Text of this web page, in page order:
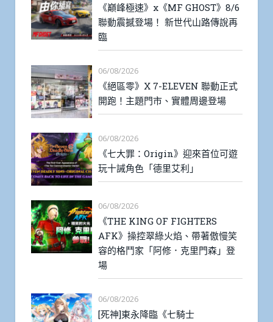
《巔峰極速》x《MF GHOST》8/6
聯動震撼登場！ 新世代山路傳說再
臨
06/08/2026
《絕區零》X 7-ELEVEN 聯動正式
開跑！主題門市、實體周邊登場
06/08/2026
《七大罪：Origin》迎來首位可遊
玩十誡角色「德里艾利」
06/08/2026
《THE KING OF FIGHTERS
AFK》操控翠綠火焰、帶著傲慢笑
容的格鬥家「阿修．克里門森」登
場
06/08/2026
[死神]東永降臨《七騎士